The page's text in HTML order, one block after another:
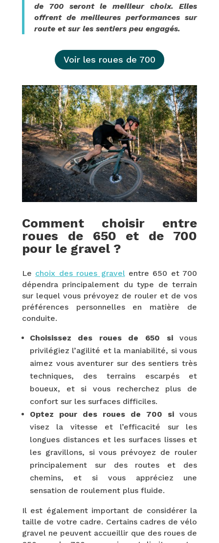
de 700 seront le meilleur choix. Elles
offrent de meilleures performances sur
route et sur les sentiers peu engagés.
Voir les roues de 700
Comment choisir entre
roues de 650 et de 700
pour le gravel ?
Le choix des roues gravelentre 650 et 700
dépendra principalement du type de terrain
sur lequel vous prévoyez de rouler et de vos
préférences personnelles en matière de
conduite.
Choisissez des roues de 650 sivous
privilégiez l’agilité et la maniabilité, si vous
aimez vous aventurer sur des sentiers très
techniques, des terrains escarpés et
boueux, et si vous recherchez plus de
confort sur les surfaces difficiles.
Optez pour des roues de 700 si vous
visez la vitesse et l’efficacité sur les
longues distances et les surfaces lisses et
les gravillons, si vous prévoyez de rouler
principalement sur des routes et des
chemins, et si vous appréciez une
sensation de roulement plus fluide.
Il est également important de considérer la
taille de votre cadre. Certains cadres de vélo
gravel ne peuvent accueillir que des roues de